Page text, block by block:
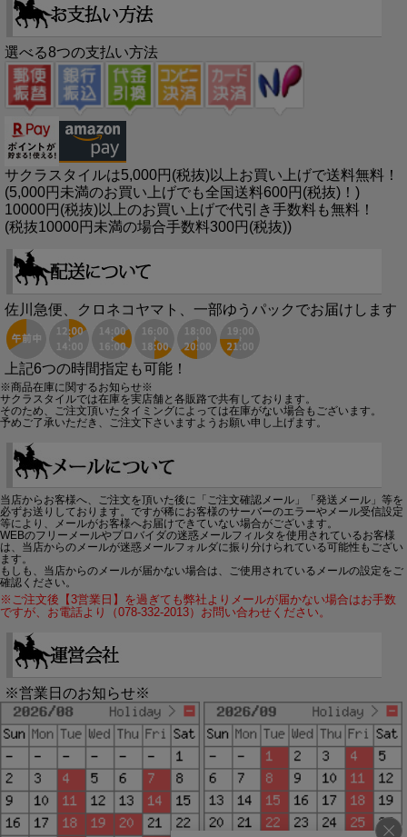
選べる8つの支払い方法
サクラスタイルは5,000円(税抜)以上お買い上げで送料無料！
(5,000円未満のお買い上げでも全国送料600円(税抜)！)
10000円(税抜)以上のお買い上げで代引き手数料も無料！
(税抜10000円未満の場合手数料300円(税抜))
佐川急便、クロネコヤマト、一部ゆうパックでお届けします
上記6つの時間指定も可能！
※商品在庫に関するお知らせ※
サクラスタイルでは在庫を実店舗と各販路で共有しております。
そのため、ご注文頂いたタイミングによっては在庫がない場合もございます。
予めご了承いただき、ご注文下さいますようお願い申し上げます。
当店からお客様へ、ご注文を頂いた後に「ご注文確認メール」「発送メール」等を
必ずお送りしております。ですが稀にお客様のサーバーのエラーやメール受信設定
等により、メールがお客様へお届けできていない場合がございます。
WEBのフリーメールやプロバイダの迷惑メールフィルタを使用されているお客様
は、当店からのメールが迷惑メールフォルダに振り分けられている可能性もござい
ます。
もしも、当店からのメールが届かない場合は、ご使用されているメールの設定をご
確認ください。
※ご注文後【3営業日】を過ぎても弊社よりメールが届かない場合はお手数
ですが、お電話より（078-332-2013）お問い合わせください。
※営業日のお知らせ※